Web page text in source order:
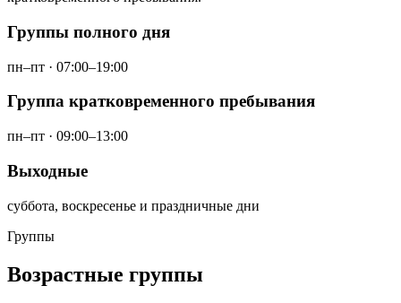
Группы полного дня
пн–пт · 07:00–19:00
Группа кратковременного пребывания
пн–пт · 09:00–13:00
Выходные
суббота, воскресенье и праздничные дни
Группы
Возрастные группы